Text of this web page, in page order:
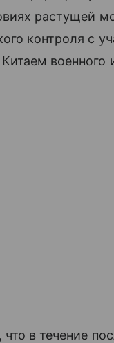
растущей
контроля с
военного
в течение